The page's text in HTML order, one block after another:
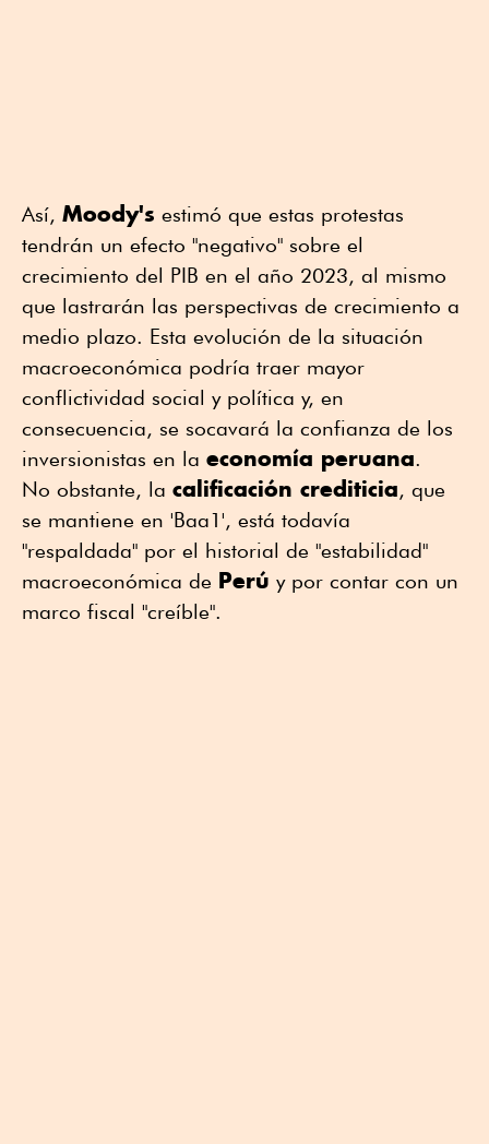
Así, Moody's estimó que estas protestas
tendrán un efecto "negativo" sobre el
crecimiento del PIB en el año 2023, al mismo
que lastrarán las perspectivas de crecimiento a
medio plazo. Esta evolución de la situación
macroeconómica podría traer mayor
conflictividad social y política y, en
consecuencia, se socavará la confianza de los
inversionistas en la economía peruana.
No obstante, la calificación crediticia, que
se mantiene en 'Baa1', está todavía
"respaldada" por el historial de "estabilidad"
macroeconómica de Perú y por contar con un
marco fiscal "creíble".